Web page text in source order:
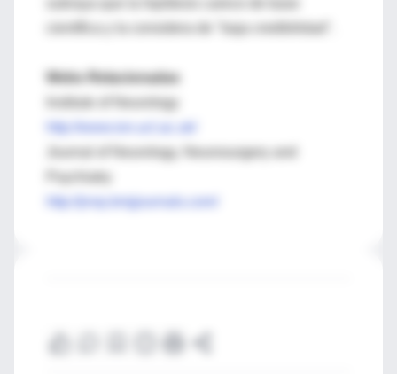
científica y la considera de "baja credibilidad".
Webs Relacionadas
Institute of Neurology
Journal of Neurology, Neurosurgery and
http://jnnp.bmjjournals.com/